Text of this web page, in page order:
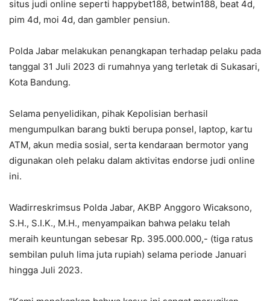
situs judi online seperti happybet188, betwin188, beat 4d,
pim 4d, moi 4d, dan gambler pensiun.
Polda Jabar melakukan penangkapan terhadap pelaku pada
tanggal 31 Juli 2023 di rumahnya yang terletak di Sukasari,
Kota Bandung.
Selama penyelidikan, pihak Kepolisian berhasil
mengumpulkan barang bukti berupa ponsel, laptop, kartu
ATM, akun media sosial, serta kendaraan bermotor yang
digunakan oleh pelaku dalam aktivitas endorse judi online
ini.
Wadirreskrimsus Polda Jabar, AKBP Anggoro Wicaksono,
S.H., S.I.K., M.H., menyampaikan bahwa pelaku telah
meraih keuntungan sebesar Rp. 395.000.000,- (tiga ratus
sembilan puluh lima juta rupiah) selama periode Januari
hingga Juli 2023.